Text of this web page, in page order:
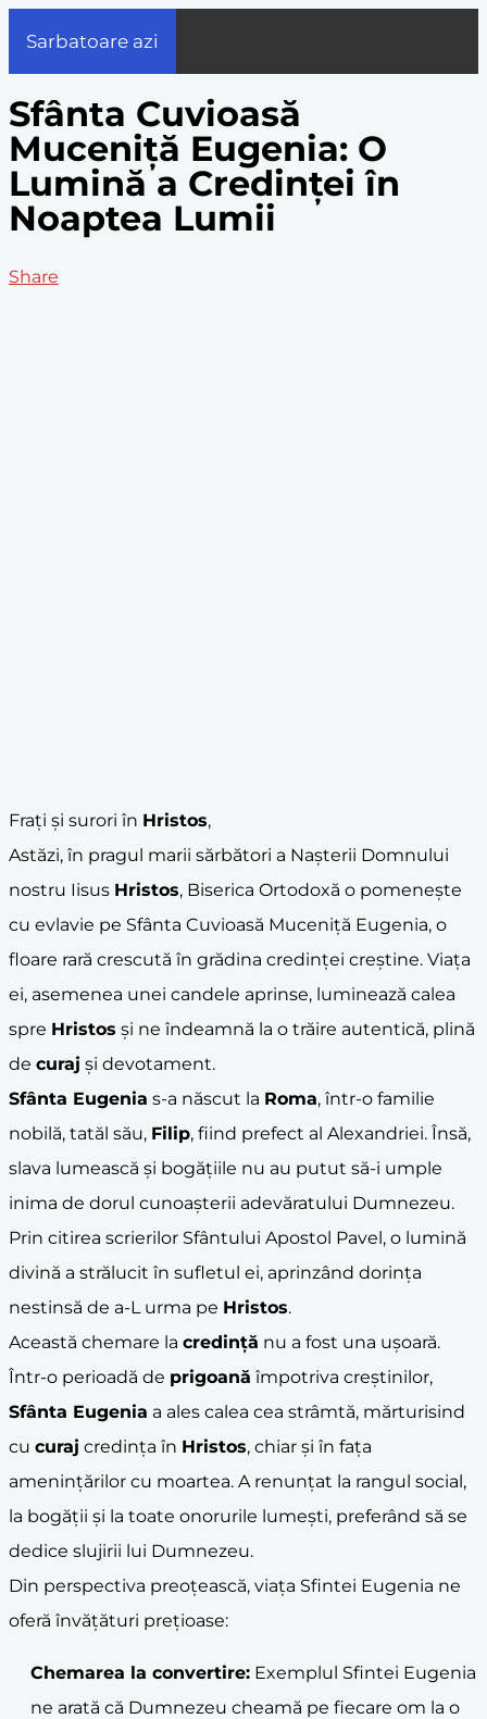
Sarbatoare azi
Sfânta Cuvioasă
Muceniță Eugenia: O
Lumină a Credinței în
Noaptea Lumii
Share
Frați și surori în Hristos,
Astăzi, în pragul marii sărbători a Nașterii Domnului
nostru Iisus Hristos, Biserica Ortodoxă o pomenește
cu evlavie pe Sfânta Cuvioasă Muceniță Eugenia, o
floare rară crescută în grădina credinței creștine. Viața
ei, asemenea unei candele aprinse, luminează calea
spre Hristos și ne îndeamnă la o trăire autentică, plină
de curaj și devotament.
Sfânta Eugenia s-a născut la Roma, într-o familie
nobilă, tatăl său, Filip, fiind prefect al Alexandriei. Însă,
slava lumească și bogățiile nu au putut să-i umple
inima de dorul cunoașterii adevăratului Dumnezeu.
Prin citirea scrierilor Sfântului Apostol Pavel, o lumină
divină a strălucit în sufletul ei, aprinzând dorința
nestinsă de a-L urma pe Hristos.
Această chemare la credință nu a fost una ușoară.
Într-o perioadă de prigoană împotriva creștinilor,
Sfânta Eugenia a ales calea cea strâmtă, mărturisind
cu curaj credința în Hristos, chiar și în fața
amenințărilor cu moartea. A renunțat la rangul social,
la bogății și la toate onorurile lumești, preferând să se
dedice slujirii lui Dumnezeu.
Din perspectiva preoțească, viața Sfintei Eugenia ne
oferă învățături prețioase:
Chemarea la convertire: Exemplul Sfintei Eugenia
ne arată că Dumnezeu cheamă pe fiecare om la o